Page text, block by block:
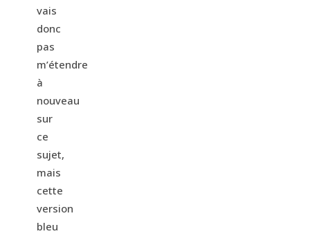
vais
donc
pas
m’étendre
à
nouveau
sur
ce
sujet,
mais
cette
version
bleu